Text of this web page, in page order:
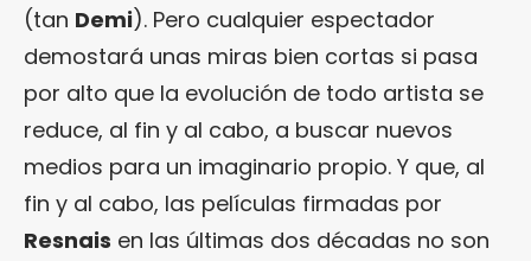
(tan Demi). Pero cualquier espectador
demostará unas miras bien cortas si pasa
por alto que la evolución de todo artista se
reduce, al fin y al cabo, a buscar nuevos
medios para un imaginario propio. Y que, al
fin y al cabo, las películas firmadas por
Resnais en las últimas dos décadas no son